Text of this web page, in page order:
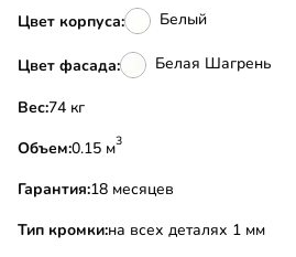
Цвет корпуса: Белый
Цвет фасада: Белая Шагрень
Вес:
74 кг
Объем:
0.15 м3
Гарантия:18 месяцев
Тип кромки:на всех деталях 1 мм